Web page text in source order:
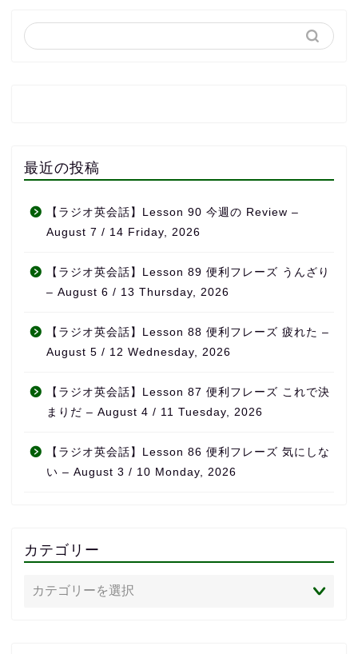
最近の投稿
【ラジオ英会話】Lesson 90 今週の Review –
August 7 / 14 Friday, 2026
【ラジオ英会話】Lesson 89 便利フレーズ うんざり
– August 6 / 13 Thursday, 2026
【ラジオ英会話】Lesson 88 便利フレーズ 疲れた –
August 5 / 12 Wednesday, 2026
【ラジオ英会話】Lesson 87 便利フレーズ これで決
まりだ – August 4 / 11 Tuesday, 2026
【ラジオ英会話】Lesson 86 便利フレーズ 気にしな
い – August 3 / 10 Monday, 2026
カテゴリー